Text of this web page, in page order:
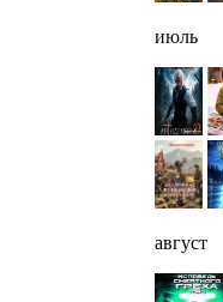
июль
август